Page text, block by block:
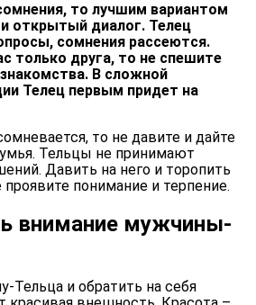
то лучшим вариантом
открытый диалог. Телец
сомнения рассеются.
только друга, то не спешите
В сложной
Телец первым придет на
то не давите и дайте
Тельцы не принимают
Давить на него и торопить
понимание и терпение.
внимание мужчины-
Тельца и обратить на себя